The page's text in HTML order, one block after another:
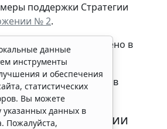
поддержки Стратегии
№ 2.
Стратегии приведено в
Стратегии приведены в
Стратегии
данные
инструменты
и обеспечения
статистических
Вы можете
указанных данных в
Пожалуйста,